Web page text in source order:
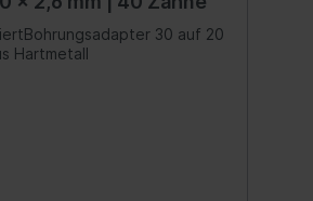
30 auf 20
Hartmetall